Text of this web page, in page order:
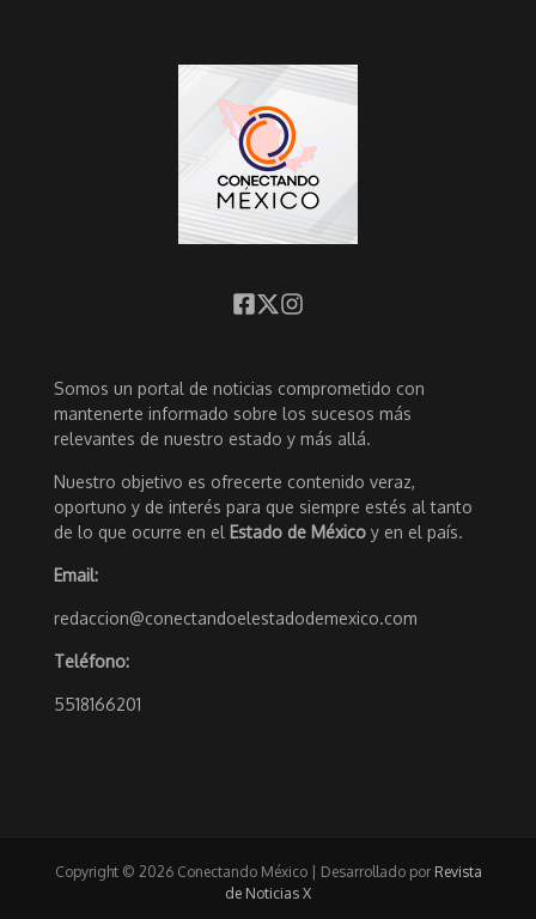
Somos un portal de noticias comprometido con
mantenerte informado sobre los sucesos más
relevantes de nuestro estado y más allá.
Nuestro objetivo es ofrecerte contenido veraz,
oportuno y de interés para que siempre estés al tanto
de lo que ocurre en el Estado de México y en el país.
Email:
redaccion@conectandoelestadodemexico.com
Teléfono:
5518166201
Copyright © 2026 Conectando México | Desarrollado por Revista
de Noticias X